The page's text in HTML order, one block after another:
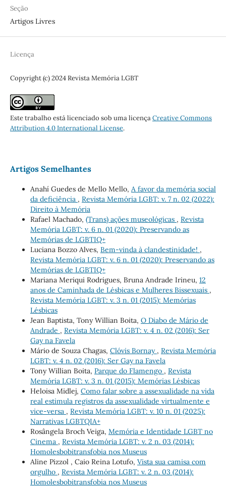
Seção
Artigos Livres
Licença
Copyright (c) 2024 Revista Memória LGBT
Este trabalho está licenciado sob uma licençaCreative Commons
Attribution 4.0 International License.
Artigos Semelhantes
Anahí Guedes de Mello Mello, A favor da memória social
da deficiência , Revista Memória LGBT: v. 7 n. 02 (2022):
Direito à Memória
Rafael Machado, (Trans) ações museológicas , Revista
Memória LGBT: v. 6 n. 01 (2020): Preservando as
Memórias de LGBTIQ+
Luciana Bozzo Alves, Bem-vinda à clandestinidade! ,
Revista Memória LGBT: v. 6 n. 01 (2020): Preservando as
Memórias de LGBTIQ+
Mariana Meriqui Rodrigues, Bruna Andrade Irineu, 12
anos de Caminhada de Lésbicas e Mulheres Bissexuais ,
Revista Memória LGBT: v. 3 n. 01 (2015): Memórias
Lésbicas
Jean Baptista, Tony Willian Boita, O Diabo de Mário de
Andrade , Revista Memória LGBT: v. 4 n. 02 (2016): Ser
Gay na Favela
Mário de Souza Chagas, Clóvis Bornay , Revista Memória
LGBT: v. 4 n. 02 (2016): Ser Gay na Favela
Tony Willian Boita, Parque do Flamengo , Revista
Memória LGBT: v. 3 n. 01 (2015): Memórias Lésbicas
Heloisa Midlej, Como falar sobre a assexualidade na vida
real estimula registros da assexualidade virtualmente e
vice-versa , Revista Memória LGBT: v. 10 n. 01 (2025):
Narrativas LGBTQIA+
Rosângela Broch Veiga, Memória e Identidade LGBT no
Cinema , Revista Memória LGBT: v. 2 n. 03 (2014):
Homolesbobitransfobia nos Museus
Aline Pizzol , Caio Reina Lotufo, Vista sua camisa com
orgulho , Revista Memória LGBT: v. 2 n. 03 (2014):
Homolesbobitransfobia nos Museus